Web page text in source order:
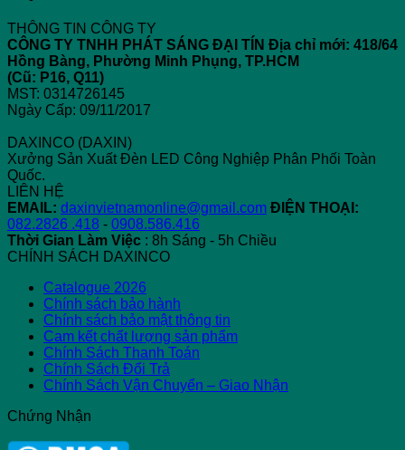
THÔNG TIN CÔNG TY
CÔNG TY TNHH PHÁT SÁNG ĐẠI TÍN Địa chỉ mới: 418/64
Hồng Bàng, Phường Minh Phụng, TP.HCM
(Cũ: P16, Q11)
MST: 0314726145
Ngày Cấp: 09/11/2017
DAXINCO (DAXIN)
Xưởng Sản Xuất Đèn LED Công Nghiệp Phân Phối Toàn
Quốc.
LIÊN HỆ
EMAIL: daxinvietnamonline@gmail.com ĐIỆN THOẠI:
082.2826 .418 - 0908.586.416
Thời Gian Làm Việc : 8h Sáng - 5h Chiều
CHÍNH SÁCH DAXINCO
Catalogue 2026
Chính sách bảo hành
Chính sách bảo mật thông tin
Cam kết chất lượng sản phẩm
Chính Sách Thanh Toán
Chính Sách Đổi Trả
Chính Sách Vận Chuyển – Giao Nhận
Chứng Nhận